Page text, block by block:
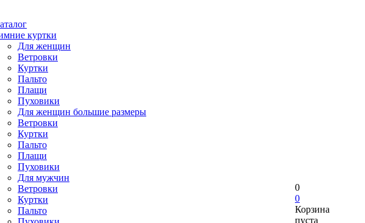
куртки
Для женщин
Ветровки
Куртки
Пальто
Плащи
Пуховики
Для женщин большие размеры
Ветровки
Куртки
Пальто
Плащи
Пуховики
Для мужчин
Ветровки
Куртки
Пальто
0
0
Корзина
пуста